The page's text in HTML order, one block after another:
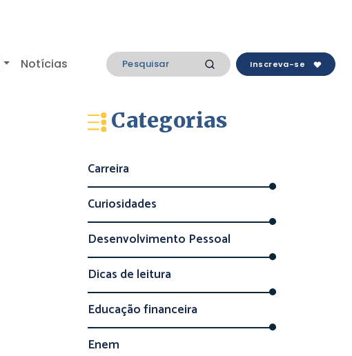
Notícias Inscreva-se
Categorias
Carreira
Curiosidades
Desenvolvimento Pessoal
Dicas de leitura
Educação financeira
Enem